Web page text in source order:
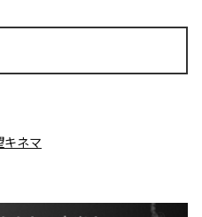
キネマ